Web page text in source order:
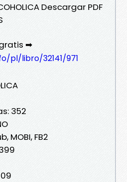
Descargar PDF
➡
pl/libro/32141/971
352
MOBI, FB2